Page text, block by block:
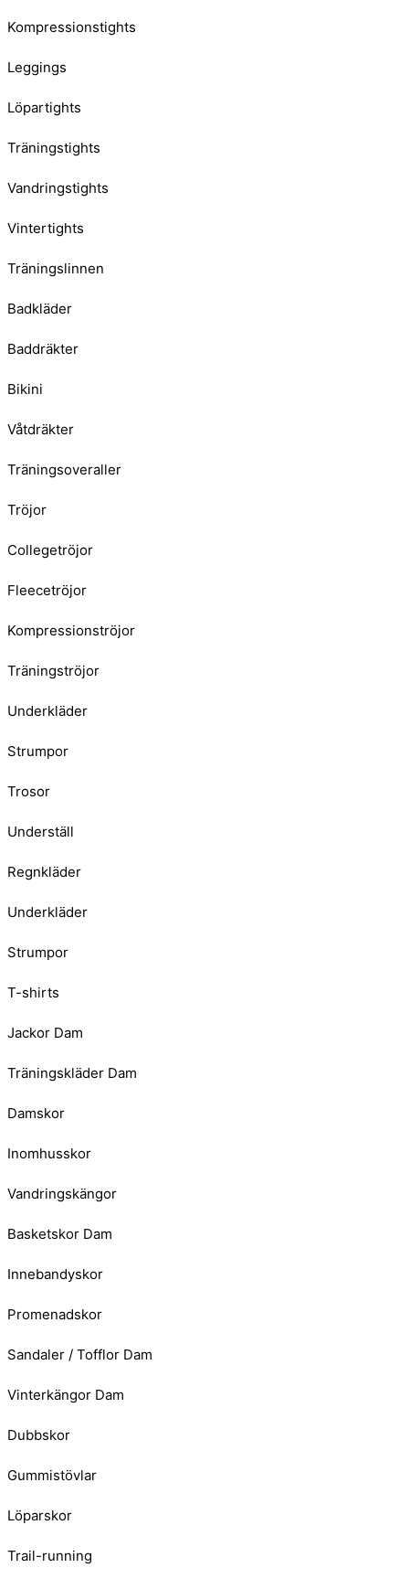
Kompressionstights
Leggings
Löpartights
Träningstights
Vandringstights
Vintertights
Träningslinnen
Badkläder
Baddräkter
Bikini
Våtdräkter
Träningsoveraller
Tröjor
Collegetröjor
Fleecetröjor
Kompressionströjor
Träningströjor
Underkläder
Strumpor
Trosor
Underställ
Regnkläder
Underkläder
Strumpor
T-shirts
Jackor Dam
Träningskläder Dam
Damskor
Inomhusskor
Vandringskängor
Basketskor Dam
Innebandyskor
Promenadskor
Sandaler / Tofflor Dam
Vinterkängor Dam
Dubbskor
Gummistövlar
Löparskor
Trail-running